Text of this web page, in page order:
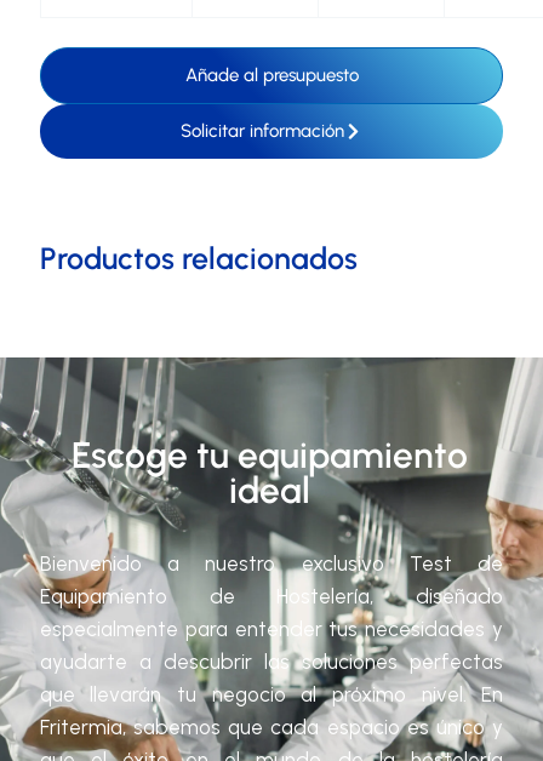
Añade al presupuesto
Solicitar información
Productos relacionados
Escoge tu equipamiento
ideal
Bienvenido a nuestro exclusivo Test de
Equipamiento de Hostelería, diseñado
especialmente para entender tus necesidades y
ayudarte a descubrir las soluciones perfectas
que llevarán tu negocio al próximo nivel. En
Fritermia, sabemos que cada espacio es único y